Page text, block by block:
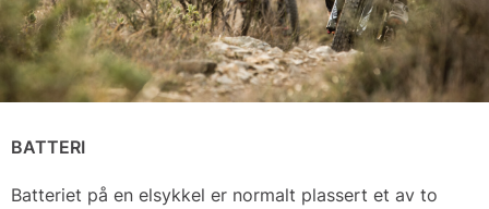
BATTERI
Batteriet på en elsykkel er normalt plassert et av to